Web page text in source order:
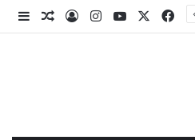
فيسبوك يوتيوبانستقرام
تسجيلمقال